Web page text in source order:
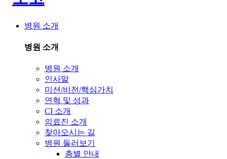
병원 소개
병원 소개
병원 소개
인사말
미션/비전/핵심가치
연혁 및 성과
CI 소개
의료진 소개
찾아오시는 길
병원 둘러보기
층별 안내